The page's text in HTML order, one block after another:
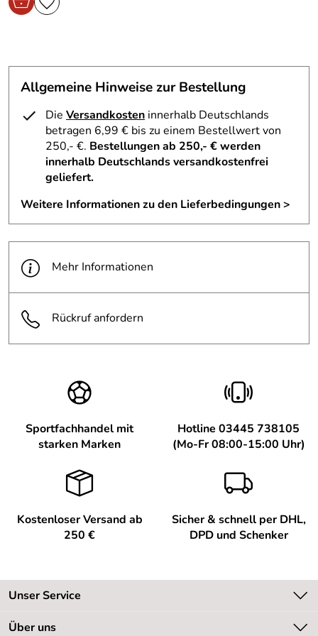
Allgemeine Hinweise zur Bestellung
Die Versandkosten innerhalb Deutschlands
betragen 6,99 € bis zu einem Bestellwert von
250,- €. Bestellungen ab 250,- € werden
innerhalb Deutschlands versandkostenfrei
geliefert.
Weitere Informationen zu den Lieferbedingungen >
Mehr Informationen
Rückruf anfordern
Sportfachhandel mit
starken Marken
Hotline 03445 738105
(Mo-Fr 08:00-15:00 Uhr)
Kostenloser Versand ab
250 €
Sicher & schnell per DHL,
DPD und Schenker
Unser Service
Kontakt
Über uns